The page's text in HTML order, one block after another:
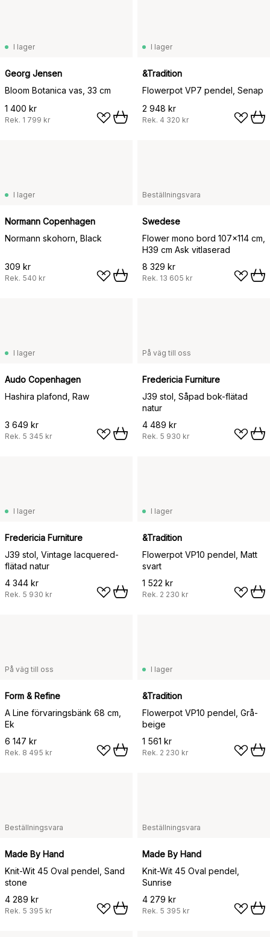
I lager
Georg Jensen
Bloom Botanica vas, 33 cm
1 400 kr
Rek. 1 799 kr
I lager
&Tradition
Flowerpot VP7 pendel, Senap
2 948 kr
Rek. 4 320 kr
I lager
Normann Copenhagen
Normann skohorn, Black
309 kr
Rek. 540 kr
Beställningsvara
Swedese
Flower mono bord 107x114 cm,
H39 cm Ask vitlaserad
8 329 kr
Rek. 13 605 kr
I lager
Audo Copenhagen
Hashira plafond, Raw
3 649 kr
Rek. 5 345 kr
På väg till oss
Fredericia Furniture
J39 stol, Såpad bok-flätad
natur
4 489 kr
Rek. 5 930 kr
I lager
Fredericia Furniture
J39 stol, Vintage lacquered-
flätad natur
4 344 kr
Rek. 5 930 kr
I lager
&Tradition
Flowerpot VP10 pendel, Matt
svart
1 522 kr
Rek. 2 230 kr
På väg till oss
Form & Refine
A Line förvaringsbänk 68 cm,
Ek
6 147 kr
Rek. 8 495 kr
I lager
&Tradition
Flowerpot VP10 pendel, Grå-
beige
1 561 kr
Rek. 2 230 kr
Beställningsvara
Made By Hand
Knit-Wit 45 Oval pendel, Sand
stone
4 289 kr
Rek. 5 395 kr
Beställningsvara
Made By Hand
Knit-Wit 45 Oval pendel,
Sunrise
4 279 kr
Rek. 5 395 kr